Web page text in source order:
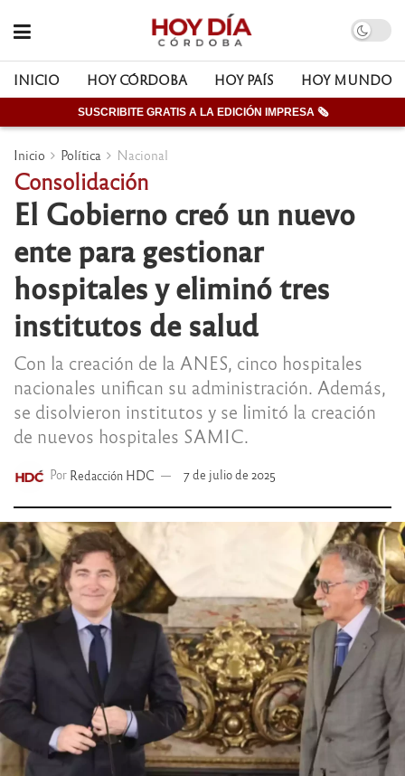
INICIO HOY CÓRDOBA HOY PAÍS HOY MUNDO
SUSCRIBITE GRATIS A LA EDICIÓN IMPRESA 🗞
Inicio Política Nacional
Consolidación
El Gobierno creó un nuevo
ente para gestionar
hospitales y eliminó tres
institutos de salud
Con la creación de la ANES, cinco hospitales
nacionales unifican su administración. Además,
se disolvieron institutos y se limitó la creación
de nuevos hospitales SAMIC.
Por Redacción HDC 7 de julio de 2025